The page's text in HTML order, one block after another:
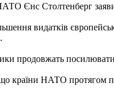
Єнс Столтенберг
видатків
продовжать посилювати
країни НАТО протягом